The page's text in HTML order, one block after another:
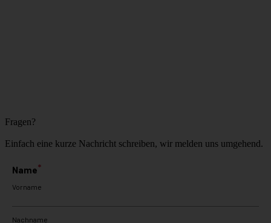
Fragen?
Einfach eine kurze Nachricht schreiben, wir melden uns umgehend.